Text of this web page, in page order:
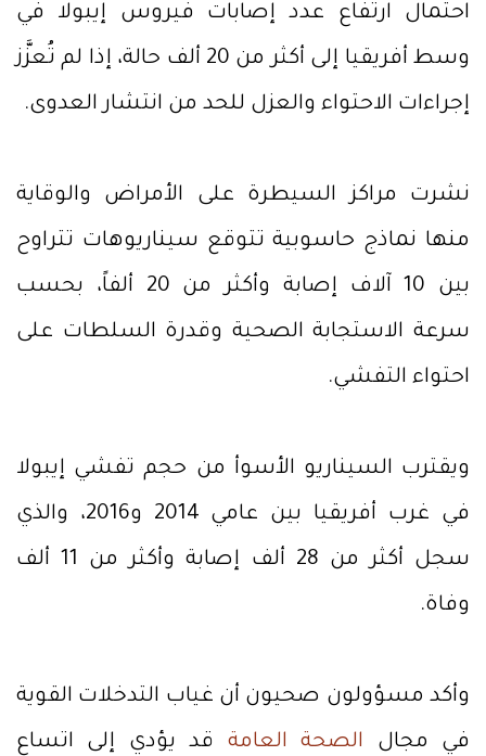
احتمال ارتفاع عدد إصابات فيروس إيبولا في
وسط أفريقيا إلى أكثر من 20 ألف حالة، إذا لم تُعزَّز
إجراءات الاحتواء والعزل للحد من انتشار العدوى.
نشرت مراكز السيطرة على الأمراض والوقاية
منها نماذج حاسوبية تتوقع سيناريوهات تتراوح
بين 10 آلاف إصابة وأكثر من 20 ألفاً، بحسب
سرعة الاستجابة الصحية وقدرة السلطات على
احتواء التفشي.
ويقترب السيناريو الأسوأ من حجم تفشي إيبولا
في غرب أفريقيا بين عامي 2014 و2016، والذي
سجل أكثر من 28 ألف إصابة وأكثر من 11 ألف
وفاة.
وأكد مسؤولون صحيون أن غياب التدخلات القوية
في مجال الصحة العامة قد يؤدي إلى اتساع